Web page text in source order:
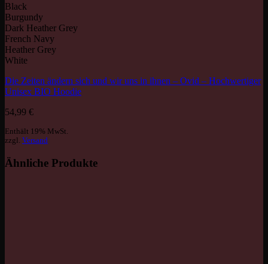
Black
Burgundy
Dark Heather Grey
French Navy
Heather Grey
White
Die Zeiten ändern sich und wir uns in ihnen – Ovid – Hochwertiger
Unisex BIO Hoodie
54,99 €
Enthält 19% MwSt.
zzgl. Versand
Ähnliche Produkte